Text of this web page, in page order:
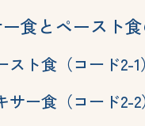
ー食とペースト
スト食（コード2-1）
サー食（コード2-2